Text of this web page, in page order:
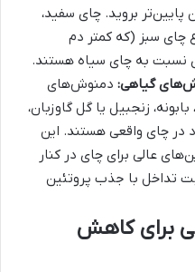
پایین‌تر بروید. چای سفید،
چای سبز (که کمتر دم
نسبت به چای سیاه هستند.
گیاهی: دمنوش‌های
زنجبیل یا گل گاوزبان،
در چای واقعی هستند. این
عالی برای چای در کنار
تداخل با جذب پروتئین
برای کاهش